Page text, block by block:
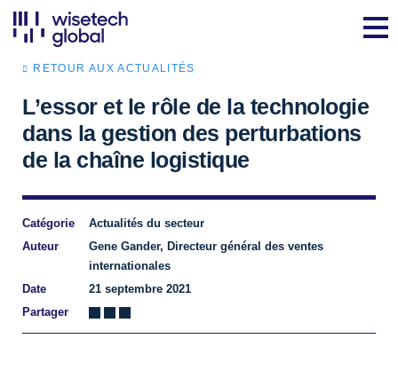
RETOUR AUX ACTUALITÉS
L’essor et le rôle de la technologie
dans la gestion des perturbations
de la chaîne logistique
Catégorie
Actualités du secteur
Auteur
Gene Gander, Directeur général des ventes
internationales
Date
21 septembre 2021
Partager